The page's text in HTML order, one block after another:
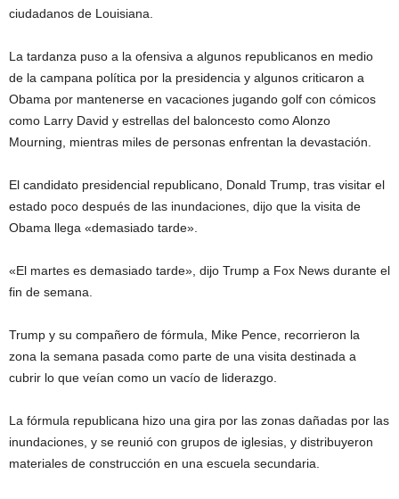
ciudadanos de Louisiana.
La tardanza puso a la ofensiva a algunos republicanos en medio
de la campana política por la presidencia y algunos criticaron a
Obama por mantenerse en vacaciones jugando golf con cómicos
como Larry David y estrellas del baloncesto como Alonzo
Mourning, mientras miles de personas enfrentan la devastación.
El candidato presidencial republicano, Donald Trump, tras visitar el
estado poco después de las inundaciones, dijo que la visita de
Obama llega «demasiado tarde».
«El martes es demasiado tarde», dijo Trump a Fox News durante el
fin de semana.
Trump y su compañero de fórmula, Mike Pence, recorrieron la
zona la semana pasada como parte de una visita destinada a
cubrir lo que veían como un vacío de liderazgo.
La fórmula republicana hizo una gira por las zonas dañadas por las
inundaciones, y se reunió con grupos de iglesias, y distribuyeron
materiales de construcción en una escuela secundaria.